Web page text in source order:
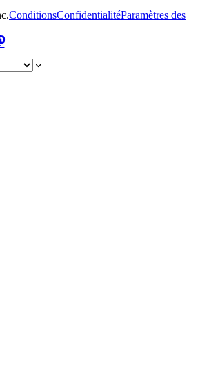
ConditionsConfidentialitéParamètres des